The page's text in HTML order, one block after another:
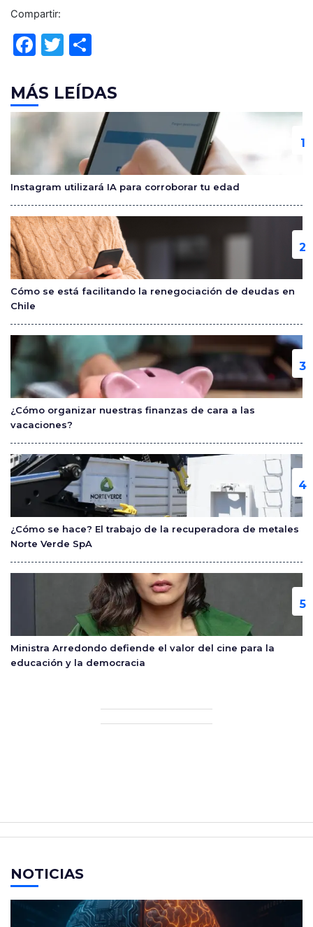
Compartir:
F
c
e
b
o
o
k
T
itt
er
m
p
ar
tir
MÁS LEÍDAS
Instagram utilizará IA para corroborar tu edad
Cómo se está facilitando la renegociación de deudas en
Chile
¿Cómo organizar nuestras finanzas de cara a las
vacaciones?
¿Cómo se hace? El trabajo de la recuperadora de metales
Norte Verde SpA
Ministra Arredondo defiende el valor del cine para la
educación y la democracia
NOTICIAS